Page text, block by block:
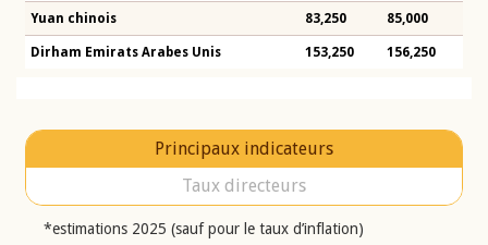
Yuan chinois 83,250 85,000
Dirham Emirats Arabes Unis 153,250 156,250
Principaux indicateurs
Taux directeurs
*estimations 2025 (sauf pour le taux d’inflation)